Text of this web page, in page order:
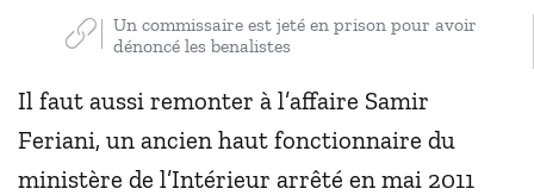
Un commissaire est jeté en prison pour avoir
dénoncé les benalistes
Il faut aussi remonter à l’affaire Samir
Feriani, un ancien haut fonctionnaire du
ministère de l’Intérieur arrêté en mai 2011